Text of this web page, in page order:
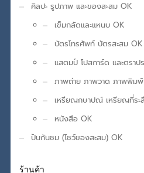
ศิลปะ รูปภาพ และของสะสม OK
เข็มกลัดและแหนบ OK
บัตรโทรศัพท์ บัตรสะสม OK
แสตมป์ โปสการ์ด และตราป
ภาพถ่าย ภาพวาด ภาพพิม
เหรียญกษาปณ์ เหรียญที่ระ
หนังสือ OK
ปันกันชม (โชว์ของสะสม) OK
ร้านค้า